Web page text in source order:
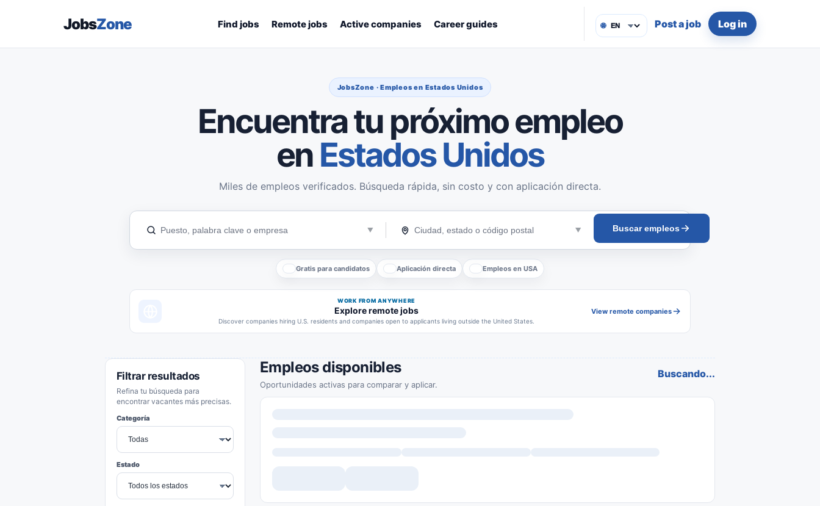
JobsZone Find jobs Remote jobs Active companies Career guides 🌐 Post a job Log in
JobsZone · Empleos en Estados Unidos
Encuentra tu próximo empleo
en Estados Unidos
Miles de empleos verificados. Búsqueda rápida, sin costo y con aplicación directa.
Buscar empleos
Gratis para candidatos Aplicación directa Empleos en USA
WORK FROM ANYWHERE
Explore remote jobs
Discover companies hiring U.S. residents and companies open to applicants living outside the United States.
View remote companies
Filtrar resultados
Refina tu búsqueda para
encontrar vacantes más precisas.
Categoría
Estado
Empleos disponibles
Oportunidades activas para comparar y aplicar.
Buscando...